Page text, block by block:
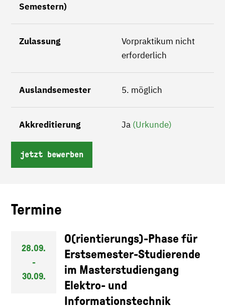
Semestern)
Zulassung
Vorpraktikum nicht
erforderlich
Auslandsemester 5. möglich
Akkreditierung Ja (Urkunde)
jetzt bewerben
Termine
28.09.
-
30.09.
O(rientierungs)-Phase für
Erstsemester-Studierende
im Masterstudiengang
Elektro- und
Informationstechnik